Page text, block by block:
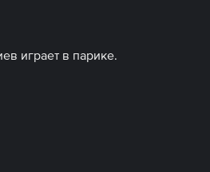
играет в парике.